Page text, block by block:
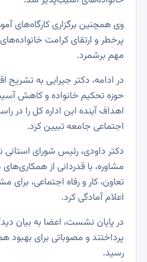
وی همچنین برگزاری کارگاه‌های
پرخطر و ارتقای کرامت
مهم برشمرد.
در ادامه، دکتر جیرایی به تشریح
حوزه تحکیم خانواده و کاهش
اهداف آینده این اداره کل را در
اجتماعی جامعه تبیین کرد.
دکتر داودی، رئیس شورای
مشاوره، با قدردانی از
تعاون، کار و رفاه اجتماعی، برای
اعلام آمادگی کرد.
در پایان نشست، اعضا به بیان
پرداختند و مصوباتی برای بهبود
رسید.